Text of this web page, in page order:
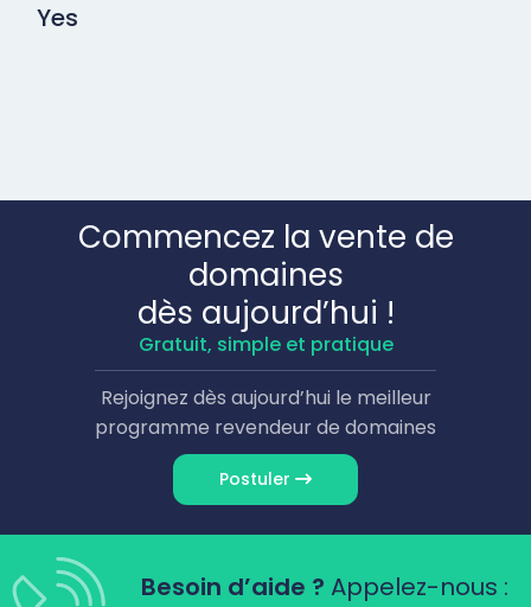
Yes
Commencez la vente de
domaines
dès aujourd’hui !
Gratuit, simple et pratique
Rejoignez dès aujourd’hui le meilleur
programme revendeur de domaines
Postuler
Besoin d’aide ? Appelez-nous :